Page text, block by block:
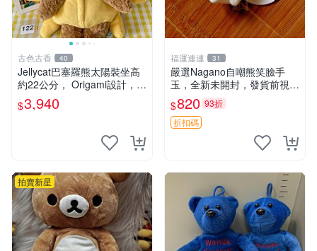
古色古香 40
Jellycat巴塞羅熊太陽裝坐高
約22公分， Origami設計，來
自越南。嚴選 Recommendat
ion！巴塞羅、 Origami熊、J
$3,940
福運連連 31
嚴選Nagano自嘲熊笑臉手
玉，全新未開封，發貨前視頻
確認，海南 廣西 貴州 嚴選N
agano自嘲熊笑臉手玉，全新
未開封，發貨前視頻確認，四
$820 93折
折扣碼
拍賣新星